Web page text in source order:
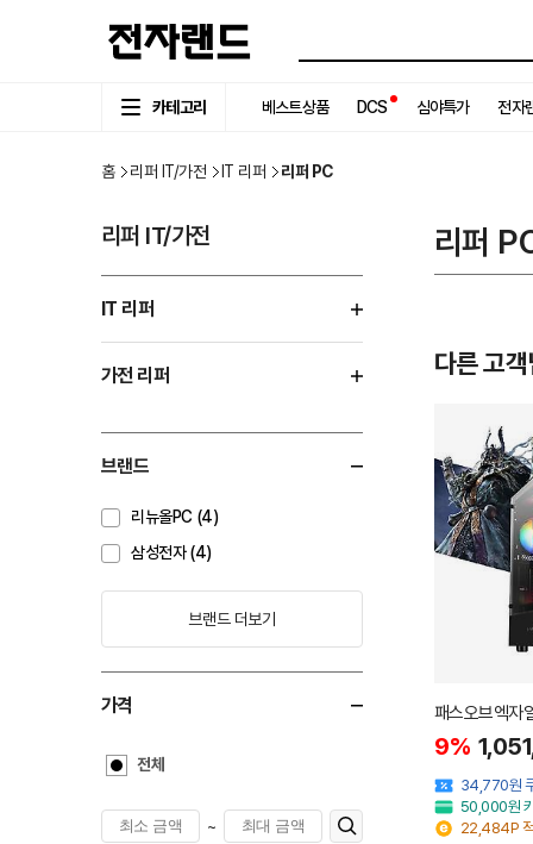
카테고리 베스트상품 DCS 심야특가 전자
홈 리퍼 IT/가전 IT 리퍼 리퍼 PC
리퍼 IT/가전
IT 리퍼
가전 리퍼
브랜드
리뉴올PC (4)
삼성전자 (4)
브랜드 더보기
가격
전체
~
리퍼
다른 고
패스오브엑자
9%
34,770원
50,000원
22,484P